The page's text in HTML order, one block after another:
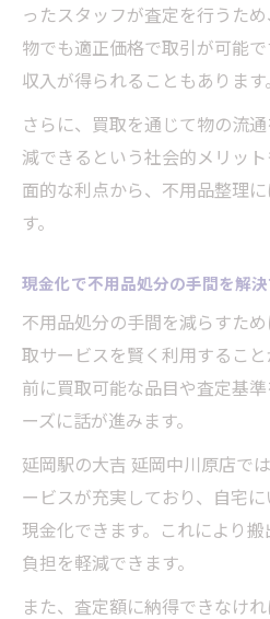
ったスタッフが査定を行うた
物でも適正価格で取引が可能
収入が得られることもあります。
さらに、買取を通じて物の流
減できるという社会的メリッ
面的な利点から、不用品整理
す。
現金化で不用品処分の手間を解
不用品処分の手間を減らすた
取サービスを賢く利用するこ
前に買取可能な品目や査定基
ーズに話が進みます。
延岡駅の大吉 延岡中川原店で
ービスが充実しており、自宅
現金化できます。これにより
負担を軽減できます。
また、査定額に納得できなけ